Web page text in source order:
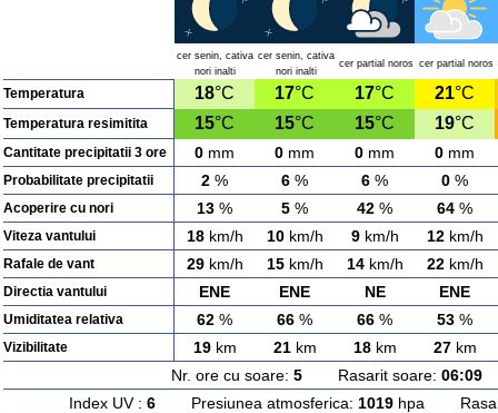
cer senin, cativa
nori inalti
cer senin, cativa
nori inalti
cer partial noros cer partial noros
Temperatura 18°C 17°C 17°C 21°C
Temperatura resimitita 15°C 15°C 15°C 19°C
Cantitate precipitatii 3 ore 0 mm 0 mm 0 mm 0 mm
Probabilitate precipitatii 2 % 6 % 6 % 0 %
Acoperire cu nori 13 % 5 % 42 % 64 %
Viteza vantului 18km/h 10km/h 9km/h 12km/h
Rafale de vant 29km/h 15km/h 14km/h 22km/h
Directia vantului ENE ENE NE ENE
Umiditatea relativa 62 % 66 % 66 % 53 %
Vizibilitate 19km 21km 18km 27km
Nr. ore cu soare: 5Rasarit soare: 06:09
Index UV : 6Presiunea atmosferica: 1019hpa